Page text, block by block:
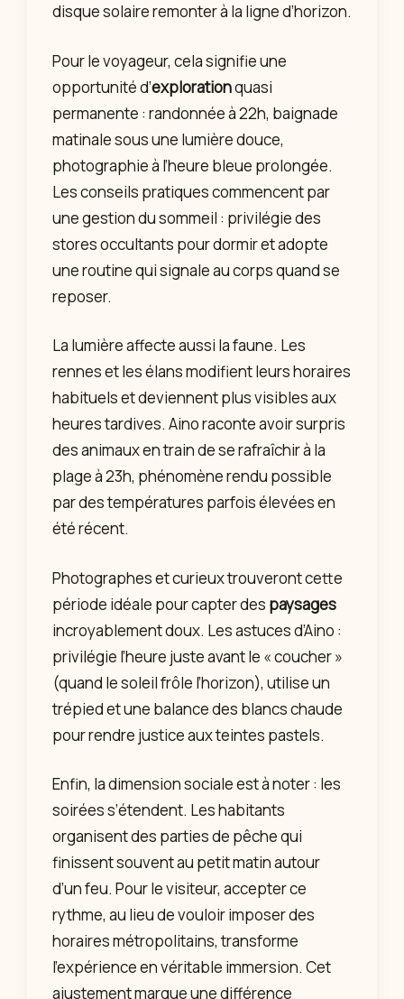
disque solaire remonter à la ligne d’horizon.
Pour le voyageur, cela signifie une
opportunité d’explorationquasi
permanente : randonnée à 22h, baignade
matinale sous une lumière douce,
photographie à l’heure bleue prolongée.
Les conseils pratiques commencent par
une gestion du sommeil : privilégie des
stores occultants pour dormir et adopte
une routine qui signale au corps quand se
reposer.
La lumière affecte aussi la faune. Les
rennes et les élans modifient leurs horaires
habituels et deviennent plus visibles aux
heures tardives. Aino raconte avoir surpris
des animaux en train de se rafraîchir à la
plage à 23h, phénomène rendu possible
par des températures parfois élevées en
été récent.
Photographes et curieux trouveront cette
période idéale pour capter des paysages
incroyablement doux. Les astuces d’Aino :
privilégie l’heure juste avant le « coucher »
(quand le soleil frôle l’horizon), utilise un
trépied et une balance des blancs chaude
pour rendre justice aux teintes pastels.
Enfin, la dimension sociale est à noter : les
soirées s’étendent. Les habitants
organisent des parties de pêche qui
finissent souvent au petit matin autour
d’un feu. Pour le visiteur, accepter ce
rythme, au lieu de vouloir imposer des
horaires métropolitains, transforme
l’expérience en véritable immersion. Cet
ajustement marque une différence